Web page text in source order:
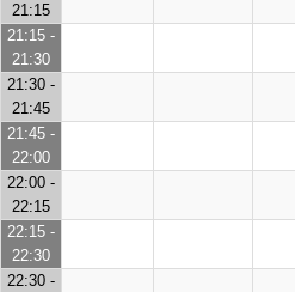
21:15
21:15 -
21:30
21:30 -
21:45
21:45 -
22:00
22:00 -
22:15
22:15 -
22:30
22:30 -